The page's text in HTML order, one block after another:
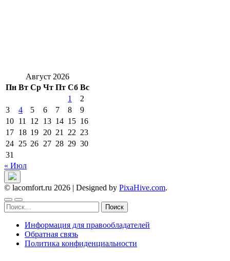
Август 2026
Пн Вт Ср Чт Пт Сб Вс
1
2
3
4 5 6 7 8
9
10 11 12 13 14 15 16
17 18 19 20 21 22 23
24 25 26 27 28 29 30
31
« Июл
© lacomfort.ru 2026 | Designed by PixaHive.com.
Найти:
Информация для правообладателей
Обратная связь
Политика конфиденциальности